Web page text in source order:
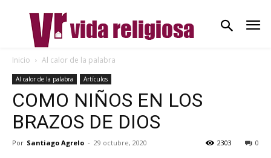
Inicio Al calor de la palabra
Al calor de la palabra Artículos
COMO NIÑOS EN LOS
BRAZOS DE DIOS
Por Santiago Agrelo - 29 octubre, 2020 0
2303